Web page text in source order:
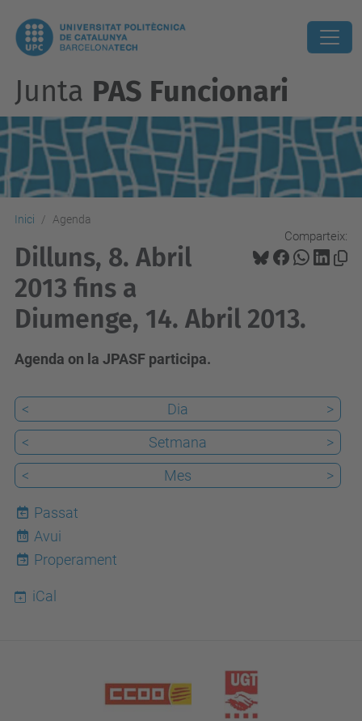
Junta PAS Funcionari
Inici Agenda
Comparteix:
Dilluns, 8. Abril
2013 fins a
Diumenge, 14. Abril 2013.
Agenda on la JPASF participa.
< Dia
>
<
Setmana
>
<
Mes >
Passat
10
Avui
Properament
iCal